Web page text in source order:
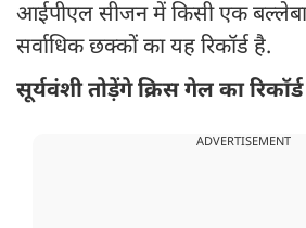
आईपीएल सीजन में किसी एक
सर्वाधिक छक्कों का यह रिकॉर्ड है.
सूर्यवंशी तोड़ेंगे क्रिस गेल का रिकॉर्ड
ADVERTISEMENT